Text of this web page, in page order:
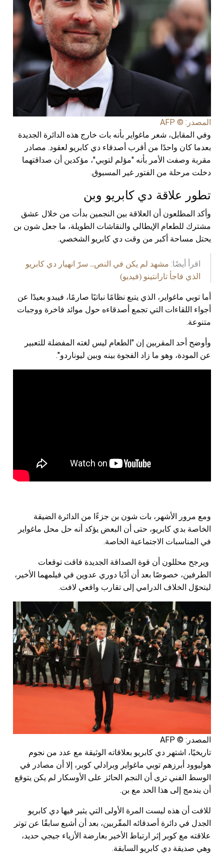
المصدر: © AFP
وفي المقابل، شعر ماغواير بأنه بات خارج هذه الدائرة الجديدة
بعدما كان واحدًا من أقرب أصدقاء دي كابريو لعقود. مصادر
مقربة وصفت الأمر بأنه "مؤلم لتوبي"، مؤكدين أن صداقتهما
دخلت مرحلة من الفتور غير المسبوق.
تطور علاقة دي كابريو وبن
وأكد المطلعون أن العلاقة بين النجمين بدأت من خلال عشق
مشترك للطعام الإيطالي والنقاشات الطويلة، ما جعل شون بن
يحتل مساحة أكبر من وقت دي كابريو الشخصي.
اقرأ أيضًا: مشهد لم يكن في النص.. سرّ انهيار دي كابريو
الذي فاجأ تارانتينو (فيديو)
أما توبي ماغواير، الذي يتبع نظامًا نباتيًا صارمًا، فيبدو بعيدًا عن
أجواء اللقاءات التي تجمع أصدقاءه حول موائد فاخرة ووجبات
متنوعة.
وأوضح أحد المقربين إن "الطعام ليس لغته المفضلة للتعبير
عن المودة، وهو ما زاد الفجوة بينه وبين ليوناردو".
ومع مرور الأشهر، بات شون بن جزءًا من الدائرة الضيقة
الخاصة بدي كابريو، حتى أن البعض يؤكد أنه حل محل ماغواير
في المناسبات الاجتماعية الخاصة.
ويرجح محللون أن قوة الصداقة الجديدة فاقت توقعات
الطرفين، خصوصًا بعد أن أدّيا دوري عدوين في فيلمهما الأخير،
ليتحوّل الخلاف الدرامي إلى تقارب واقعي لافت.
المصدر: © AFP
تاريخيًا، اشتهر دي كابريو بعلاقاته الوثيقة مع عدد من نجوم
هوليوود أبرزهم توبي ماغواير وبرادلي كوبر، إلا أن مصادر في
الوسط الفني ترى أن النجم الحائز على الأوسكار لم يكن يتوقع
أن يندمج إلى هذا الحد مع بن.
للافت أن هذه ليست المرة الأولى التي يثير فيها دي كابريو
الجدل في دائرة أصدقائه المقّربين، بعد أن أشيع سابقًا عن توتر
علاقته مع كوبر إثر ارتباط الأخير بعارضة الأزياء جيجي حديد،
وهي صديقة دي كابريو السابقة.